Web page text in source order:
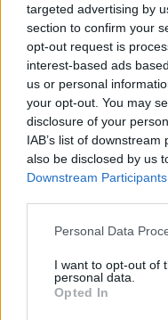
targeted advertising by
section to confirm your
opt-out request is
interest-based ads
us or personal
your opt-out. You may
disclosure of your
IAB’s list of
also be disclosed by us
Downstream Participants
Personal Data
I want to opt-out of
personal data.
Opted In
Pontecurone:
sportivo di via
rievocazione
Villaromagnano:
ore 11:45 presso i
distribuzione delle
consumazione al
Loco